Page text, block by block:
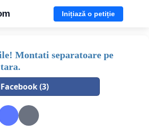
Inițiază o petiție
Montati separatoare pe
(3)